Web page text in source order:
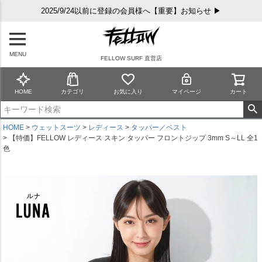
2025/9/24以前に登録の会員様へ【重要】お知らせ ▶
MENU
FELLOW SURF 直営店
HOME カテゴリ お気に入り マイページ カート
HOME ウェットスーツ レディース
タッパー／ベスト
【特価】FELLOW レディース スキン タッパー フロントジップ 3mm S～LL 全1
色